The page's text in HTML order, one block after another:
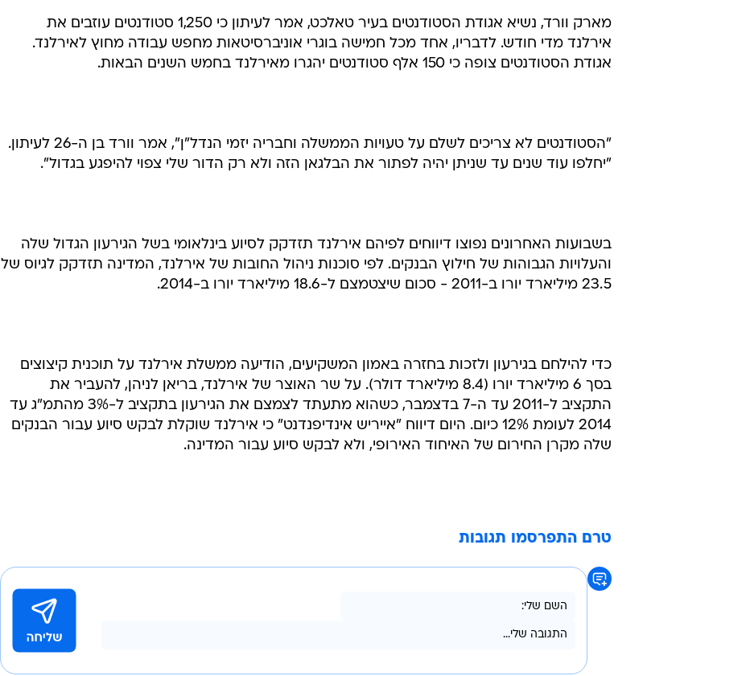
מארק וורד, נשיא אגודת הסטודנטים בעיר טאלכט, אמר לעיתון כי 1,250 סטודנטים עוזבים את
אירלנד מדי חודש. לדבריו, אחד מכל חמישה בוגרי אוניברסיטאות מחפש עבודה מחוץ לאירלנד.
אגודת הסטודנטים צופה כי 150 אלף סטודנטים יהגרו מאירלנד בחמש השנים הבאות.
"הסטודנטים לא צריכים לשלם על טעויות הממשלה וחבריה יזמי הנדל"ן", אמר וורד בן ה-26 לעיתון.
"יחלפו עוד שנים עד שניתן יהיה לפתור את הבלגאן הזה ולא רק הדור שלי צפוי להיפגע בגדול".
בשבועות האחרונים נפוצו דיווחים לפיהם אירלנד תזדקק לסיוע בינלאומי בשל הגירעון הגדול שלה
והעלויות הגבוהות של חילוץ הבנקים. לפי סוכנות ניהול החובות של אירלנד, המדינה תזדקק לגיוס של
23.5 מיליארד יורו ב-2011 - סכום שיצטמצם ל-18.6 מיליארד יורו ב-2014.
כדי להילחם בגירעון ולזכות בחזרה באמון המשקיעים, הודיעה ממשלת אירלנד על תוכנית קיצוצים
בסך 6 מיליארד יורו (8.4 מיליארד דולר). על שר האוצר של אירלנד, בריאן לניהן, להעביר את
התקציב ל-2011 עד ה-7 בדצמבר, כשהוא מתעתד לצמצם את הגירעון בתקציב ל-3% מהתמ"ג עד
2014 לעומת 12% כיום. היום דיווח "אייריש אינדיפנדנט" כי אירלנד שוקלת לבקש סיוע עבור הבנקים
שלה מקרן החירום של האיחוד האירופי, ולא לבקש סיוע עבור המדינה.
טרם התפרסמו תגובות